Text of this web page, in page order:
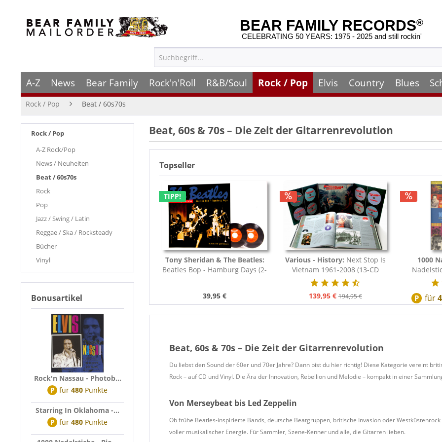
BEAR FAMILY RECORDS®
CELEBRATING 50 YEARS: 1975 - 2025 and still rockin'
A-Z News Bear Family Rock'n'Roll R&B/Soul Rock / Pop Elvis Country Blues
Rock / Pop Beat / 60s70s
Rock / Pop
A-Z Rock/Pop
News / Neuheiten
Beat / 60s70s
Rock
Pop
Jazz / Swing / Latin
Reggae / Ska / Rocksteady
Bücher
Vinyl
Bonusartikel
Rock'n Nassau - Photob...
P für 480 Punkte
Starring In Oklahoma -...
P für 480 Punkte
Beat, 60s & 70s – Die Zeit der Gitarrenrevolution
Topseller
TIPP!
Tony Sheridan & The Beatles:
Beatles Bop - Hamburg Days (2-
39,95 €
Various - History: Next Stop Is
Vietnam 1961-2008 (13-CD
Deluxe...
139,95 € 194,95 €
1000
P für
Beat, 60s & 70s – Die Zeit der Gitarrenrevolution
Du liebst den Sound der 60er und 70er Jahre? Dann bist du hier richtig! Diese Kategorie vereint
Rock – auf CD und Vinyl. Die Ära der Innovation, Rebellion und Melodie – kompakt in einer
Von Merseybeat bis Led Zeppelin
Ob frühe Beatles-inspirierte Bands, deutsche Beatgruppen, britische Invasion oder
voller musikalischer Energie. Für Sammler, Szene-Kenner und alle, die Gitarren lieben.